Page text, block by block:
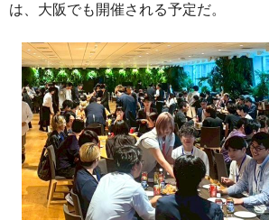
は、大阪でも開催される予定だ。